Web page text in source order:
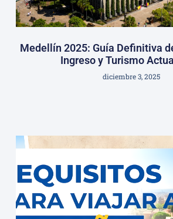
Medellín 2025: Guía Definitiva
Ingreso y Turismo
diciembre 3, 2025